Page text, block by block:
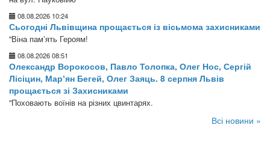
08.08.2026 10:24
Сьогодні Львівщина прощається із вісьмома захисниками
"Віна памʼять Героям!
08.08.2026 08:51
Олександр Ворокосов, Павло Толопка, Олег Нос, Сергій
Лісіцин, Марʼян Бегей, Олег Заяць. 8 серпня Львів
прощається зі Захисниками
"Поховають воїнів на різних цвинтарях.
Всі новини »